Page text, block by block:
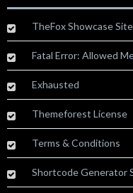
TheFox Showcase
Fatal Error: Allowed
Exhausted
Themeforest License
Terms & Conditions
Shortcode Generator